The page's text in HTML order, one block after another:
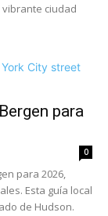
ciudad
para
0
para 2026,
Esta guía local
de Hudson.